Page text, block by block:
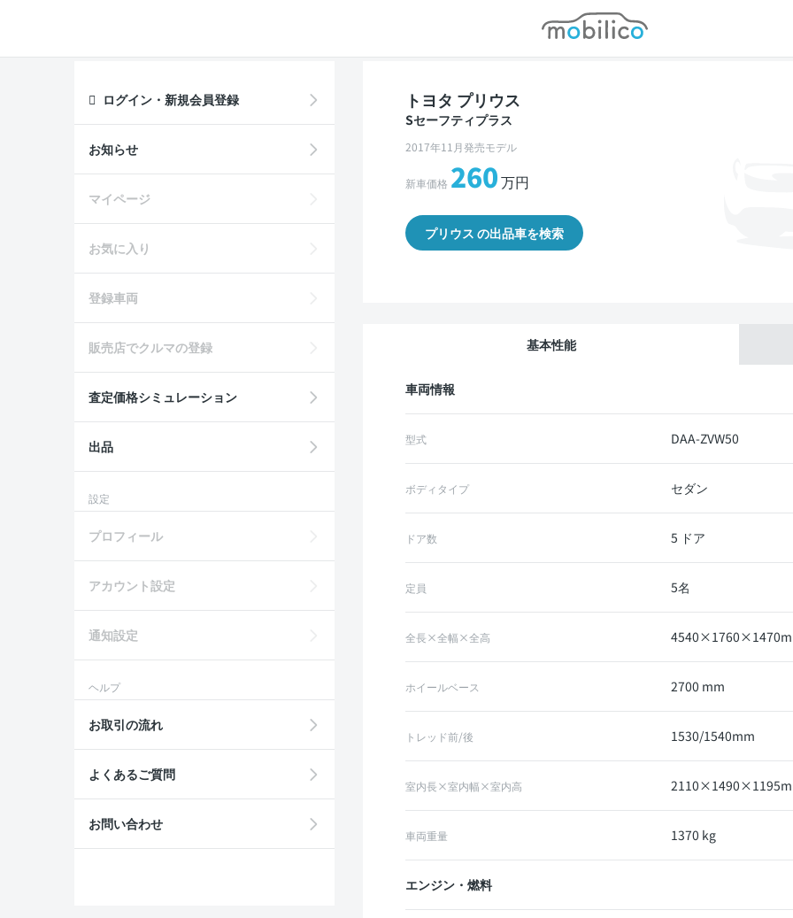
モビリコ
トヨタ プリウス
Sセーフティプラス
2017年11月発売モデル
新車価格 260万円
プリウス の出品車を検索
基本性能
車両情報
型式 DAA-ZVW50
ボディタイプ セダン
ドア数 5 ドア
定員 5名
全長×全幅×全高
ホイールベース 2700 mm
トレッド前/後 1530/1540mm
室内長×室内幅×室内高
車両重量 1370 kg
エンジン・燃料
ログイン・新規会員登録
お知らせ
マイページ
お気に入り
登録車両
販売店でクルマの登録
査定価格シミュレーション
出品
設定
プロフィール
アカウント設定
通知設定
ヘルプ
お取引の流れ
よくあるご質問
お問い合わせ